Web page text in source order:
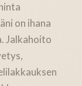
on ihana
Jalkahoito